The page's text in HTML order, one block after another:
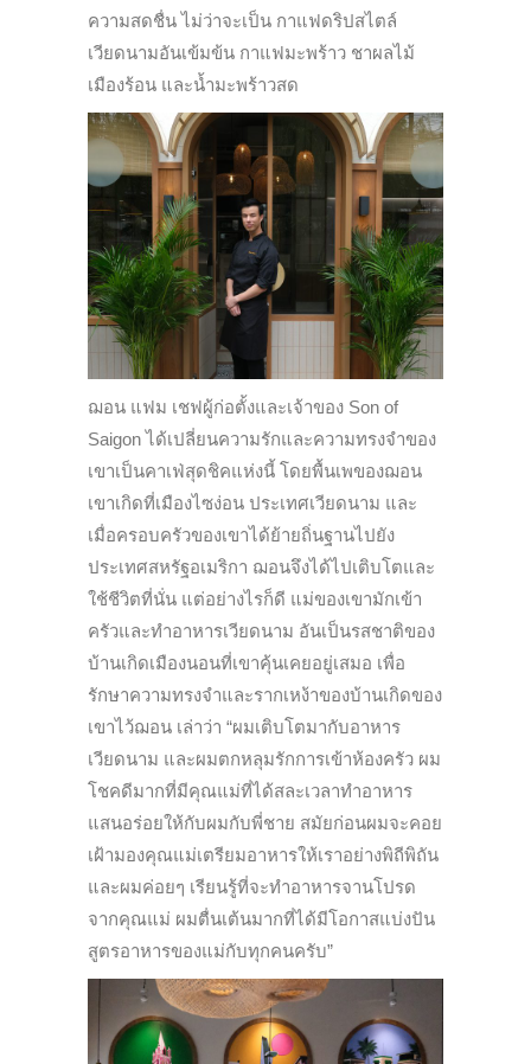
ความสดชื่น ไม่ว่าจะเป็น กาแฟดริปสไตล์
เวียดนามอันเข้มข้น กาแฟมะพร้าว ชาผลไม้
เมืองร้อน และน้ำมะพร้าวสด
ฌอน แฟม เชฟผู้ก่อตั้งและเจ้าของ Son of
Saigon ได้เปลี่ยนความรักและความทรงจำของ
เขาเป็นคาเฟ่สุดชิคแห่งนี้ โดยพื้นเพของฌอน
เขาเกิดที่เมืองไซง่อน ประเทศเวียดนาม และ
เมื่อครอบครัวของเขาได้ย้ายถิ่นฐานไปยัง
ประเทศสหรัฐอเมริกา ฌอนจึงได้ไปเติบโตและ
ใช้ชีวิตที่นั่น แต่อย่างไรก็ดี แม่ของเขามักเข้า
ครัวและทำอาหารเวียดนาม อันเป็นรสชาติของ
บ้านเกิดเมืองนอนที่เขาคุ้นเคยอยู่เสมอ เพื่อ
รักษาความทรงจำและรากเหง้าของบ้านเกิดของ
เขาไว้ฌอน เล่าว่า “ผมเติบโตมากับอาหาร
เวียดนาม และผมตกหลุมรักการเข้าห้องครัว ผม
โชคดีมากที่มีคุณแม่ที่ได้สละเวลาทำอาหาร
แสนอร่อยให้กับผมกับพี่ชาย สมัยก่อนผมจะคอย
เฝ้ามองคุณแม่เตรียมอาหารให้เราอย่างพิถีพิถัน
และผมค่อยๆ เรียนรู้ที่จะทำอาหารจานโปรด
จากคุณแม่ ผมตื่นเต้นมากที่ได้มีโอกาสแบ่งปัน
สูตรอาหารของแม่กับทุกคนครับ”